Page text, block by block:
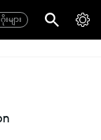
ျား